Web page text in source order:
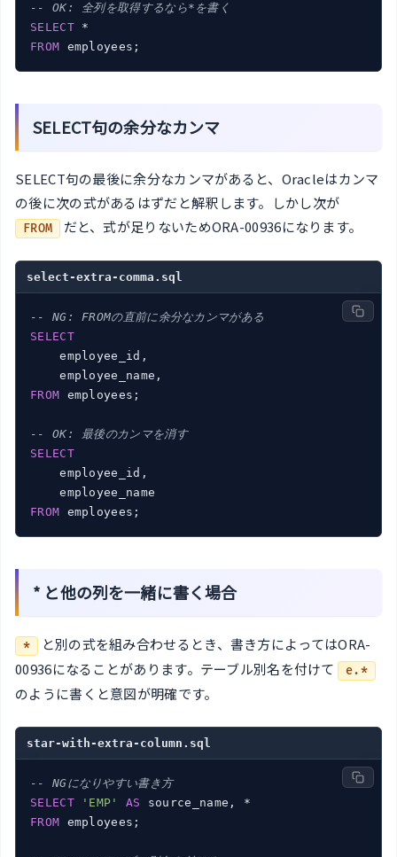
-- OK: 全列を取得するなら*を書く
SELECT
FROM employees;
SELECT句の余分なカンマ
SELECT句の最後に余分なカンマがあると、Oracleはカンマ
の後に次の式があるはずだと解釈します。しかし次が
FROM だと、式が足りないためORA-00936になります。
select-extra-comma.sql
-- NG: FROMの直前に余分なカンマがある
SELECT
    employee_id,
FROM employees;
-- OK: 最後のカンマを消す
SELECT
    employee_id,
FROM employees;
* と他の列を一緒に書く場合
*
と別の式を組み合わせるとき、書き方によってはORA-
00936になることがあります。テーブル別名を付けて
e.*
のように書くと意図が明確です。
star-with-extra-column.sql
-- NGになりやすい書き方
SELECT
'EMP' AS
FROM employees;